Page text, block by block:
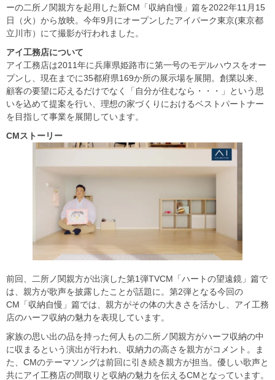
ーの二所ノ関親方を起用した新CM「収納自慢」篇を2022年11月15
日（火）から放映。今年9月にオープンしたアイパーク東京(東京都
立川市）にて撮影が行われました。
アイ工務店について
アイ工務店は2011年に兵庫県姫路市に第一号のモデルハウスをオー
プンし、現在までに35都府県169か所の展示場を展開。創業以来、
顧客の要望に応えるだけでなく「自分が住むなら・・・」という思
いを込めて提案を行い、理想の家づくりにおけるベストパートナー
を目指して事業を展開しています。
CMストーリー
前回、二所ノ関親方が出演した第1弾TVCM「ハートの望遠鏡」篇で
は、親方が歌声を披露したことが話題に。第2弾となる今回の
CM「収納自慢」篇では、親方がその体の大きさを活かし、アイ工務
店のハーフ収納の魅力を表現しています。
家族の思い出の品を持った何人もの二所ノ関親方がハーフ収納の中
に収まるという演出が行われ、収納力の高さを親方がコメント。ま
た、CMのテーマソングは前回に引き続き親方が担当。優しい歌声と
共にアイ工務店の間取りと収納の魅力を伝えるCMとなっています。